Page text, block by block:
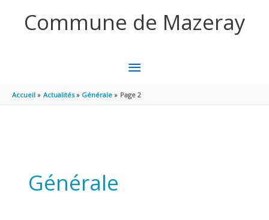
Commune de Mazeray
MENU
PRINCIPAL
Accueil Actualités Générale Page 2
Générale